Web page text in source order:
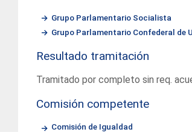
Grupo Parlamentario Socialista
Grupo Parlamentario Confederal de
Resultado tramitación
Tramitado por completo sin req.
Comisión competente
Comisión de Igualdad